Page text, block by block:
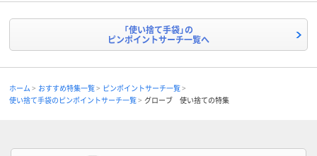
「使い捨て手袋」の
ピンポイントサーチ一覧へ
ホーム おすすめ特集一覧
ピンポイントサーチ一覧
使い捨て手袋のピンポイントサーチ一覧
グローブ 使い捨ての特集